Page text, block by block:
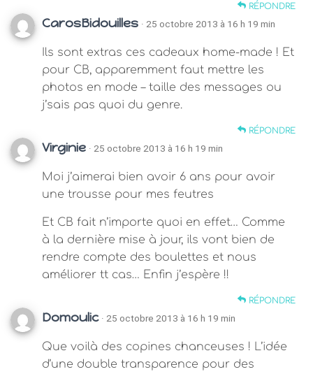
RÉPONDRE
CarosBidouilles · 25 octobre 2013 à 16 h 19 min
Ils sont extras ces cadeaux home-made ! Et
pour CB, apparemment faut mettre les
photos en mode – taille des messages ou
j’sais pas quoi du genre.
RÉPONDRE
Virginie · 25 octobre 2013 à 16 h 19 min
Moi j’aimerai bien avoir 6 ans pour avoir
une trousse pour mes feutres
Et CB fait n’importe quoi en effet… Comme
à la dernière mise à jour, ils vont bien de
rendre compte des boulettes et nous
améliorer tt cas… Enfin j’espère !!
RÉPONDRE
Domoulic · 25 octobre 2013 à 16 h 19 min
Que voilà des copines chanceuses ! L’idée
d’une double transparence pour des